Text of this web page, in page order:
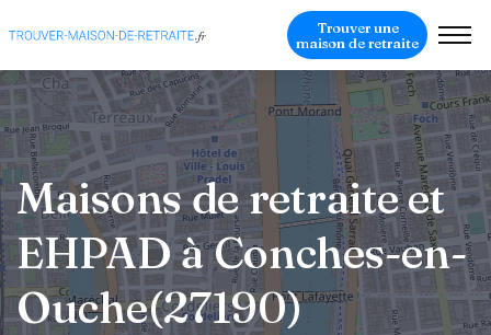
Trouver une
maison de retraite
Maisons de retraite et
EHPAD à Conches-en-
Ouche(27190)